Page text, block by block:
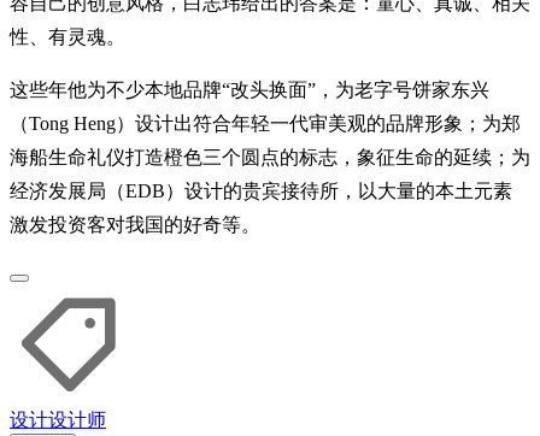
性、有灵魂。
这些年他为不少本地品牌“改头换面”，为老字号饼家东兴
（Tong Heng）设计出符合年轻一代审美观的品牌形象；为郑
海船生命礼仪打造橙色三个圆点的标志，象征生命的延续；为
经济发展局（EDB）设计的贵宾接待所，以大量的本土元素
激发投资客对我国的好奇等。
设计设计师